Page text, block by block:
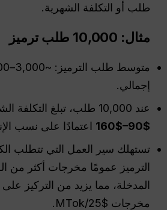
طلب أو التكلفة الشهرية.
مثال: 10,000 طلب ترميز
إجمالي.
عند 10,000 طلب، تبلغ التكلفة الشهرية ما بين
$90–$160
اعتمادًا على نسب
تستهلك سير العمل التي تتطلب
الترميز عمومًا مخرجات أكثر من
المدخلة، مما يزيد من التركيز
مخرجات $25/MTok.